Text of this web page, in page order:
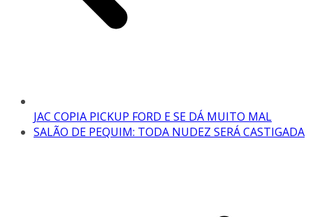
JAC COPIA PICKUP FORD E SE DÁ MUITO MAL
SALÃO DE PEQUIM: TODA NUDEZ SERÁ CASTIGADA